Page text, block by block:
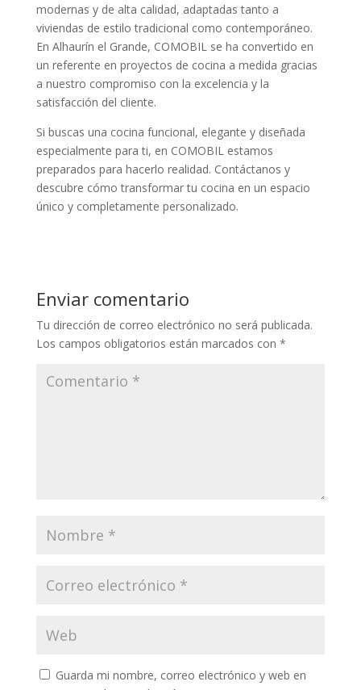
modernas y de alta calidad, adaptadas tanto a
viviendas de estilo tradicional como contemporáneo.
En Alhaurín el Grande, COMOBIL se ha convertido en
un referente en proyectos de cocina a medida gracias
a nuestro compromiso con la excelencia y la
satisfacción del cliente.
Si buscas una cocina funcional, elegante y diseñada
especialmente para ti, en COMOBIL estamos
preparados para hacerlo realidad. Contáctanos y
descubre cómo transformar tu cocina en un espacio
único y completamente personalizado.
Enviar comentario
Tu dirección de correo electrónico no será publicada.
Los campos obligatorios están marcados con *
Guarda mi nombre, correo electrónico y web en